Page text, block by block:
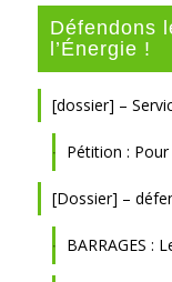
Défendons
l’Énergie !
[dossier] –
Pétition :
[Dossier] –
BARRAGES :